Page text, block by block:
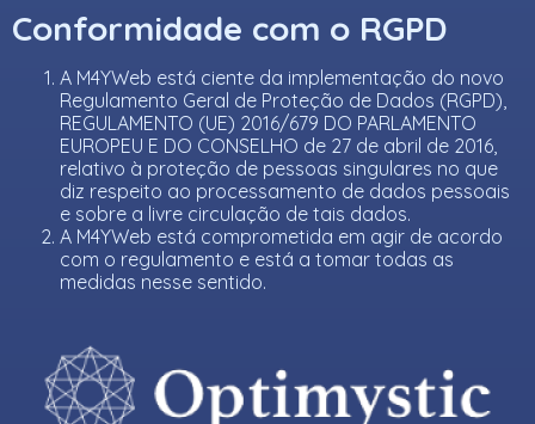
Conformidade com o RGPD
A M4YWeb está ciente da implementação do novo
Regulamento Geral de Proteção de Dados (RGPD),
REGULAMENTO (UE) 2016/679 DO PARLAMENTO
EUROPEU E DO CONSELHO de 27 de abril de 2016,
relativo à proteção de pessoas singulares no que
diz respeito ao processamento de dados pessoais
e sobre a livre circulação de tais dados.
A M4YWeb está comprometida em agir de acordo
com o regulamento e está a tomar todas as
medidas nesse sentido.